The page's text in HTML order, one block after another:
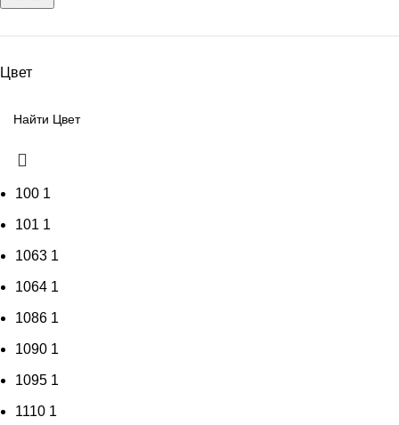
Цвет
100 1
101 1
1063 1
1064 1
1086 1
1090 1
1095 1
1110 1